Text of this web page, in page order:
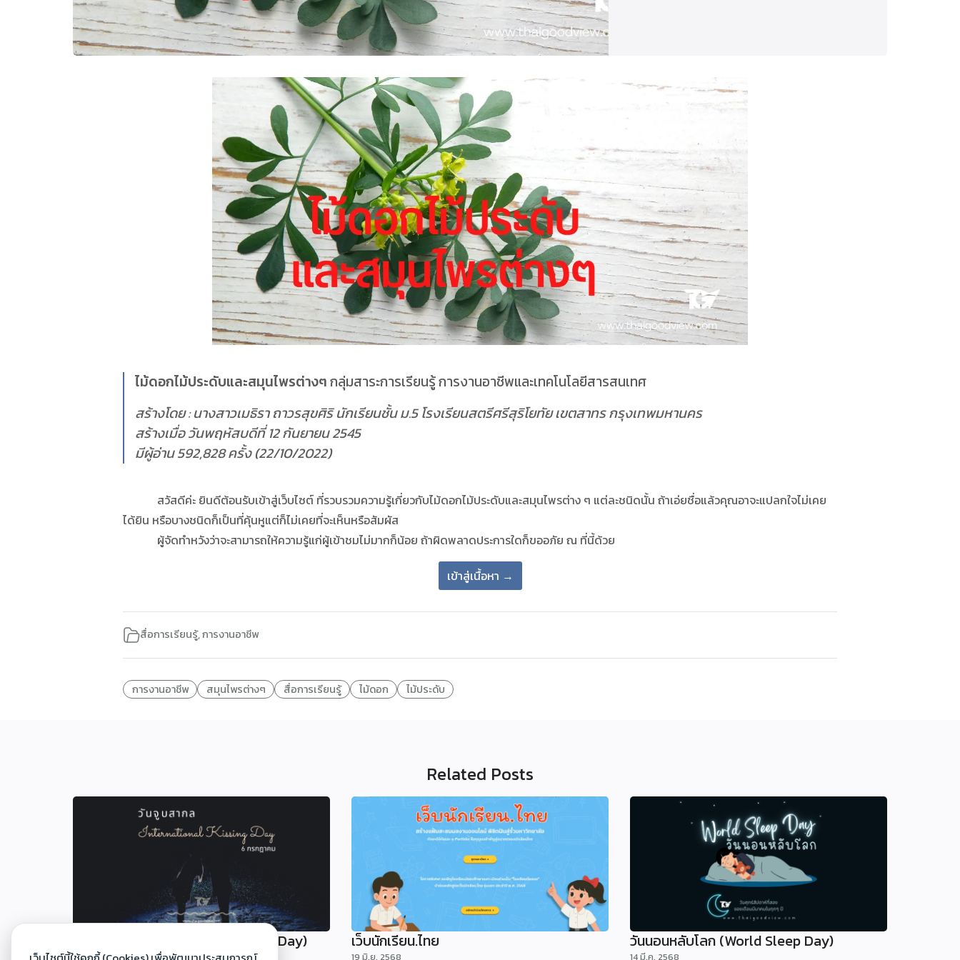
ไม้ดอกไม้ประดับและสมุนไพรต่างๆกลุ่มสาระการเรียนรู้ การงานอาชีพและเทคโนโลยีสารสนเทศ
สร้างโดย : นางสาวเมธิรา ถาวรสุขศิริ นักเรียนชั้น ม.5 โรงเรียนสตรีศรีสุริโยทัย เขตสาทร กรุงเทพมหานคร
สร้างเมื่อ วันพฤหัสบดีที่ 12 กันยายน 2545
มีผู้อ่าน 592,828 ครั้ง (22/10/2022)
สวัสดีค่ะ ยินดีต้อนรับเข้าสู่เว็บไซต์ ที่รวบรวมความรู้เกี่ยวกับไม้ดอกไม้ประดับและสมุนไพรต่าง ๆ แต่ละชนิดนั้น ถ้าเอ่ยชื่อแล้วคุณอาจะแปลกใจไม่เคย
ได้ยิน หรือบางชนิดก็เป็นที่คุ้นหูแต่ก็ไม่เคยที่จะเห็นหรือสัมผัส
ผู้จัดทำหวังว่าจะสามารถให้ความรู้แก่ผู้เข้าชมไม่มากก็น้อย ถ้าผิดพลาดประการใดก็ขออภัย ณ ที่นี้ด้วย
เข้าสู่เนื้อหา →
สื่อการเรียนรู้,การงานอาชีพ
การงานอาชีพ สมุนไพรต่างๆ สื่อการเรียนรู้ ไม้ดอก ไม้ประดับ
Related Posts
วันจูบสากล (International Kissing Day)
30 มิ.ย. 2568
เว็บนักเรียน.ไทย
19 มิ.ย. 2568
วันนอนหลับโลก (World Sleep Day)
14 มี.ค. 2568